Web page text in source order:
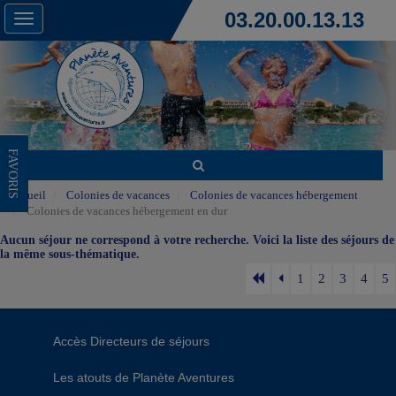
Toggle
navigation
03.20.00.13.13
FAVORIS
Accueil Colonies de vacances
Colonies de vacances hébergement
Colonies de vacances hébergement en dur
Aucun séjour ne correspond à votre recherche. Voici la liste des séjours de
la même sous-thématique.
1 2 3 4 5
Accès Directeurs de séjours
Les atouts de Planète Aventures